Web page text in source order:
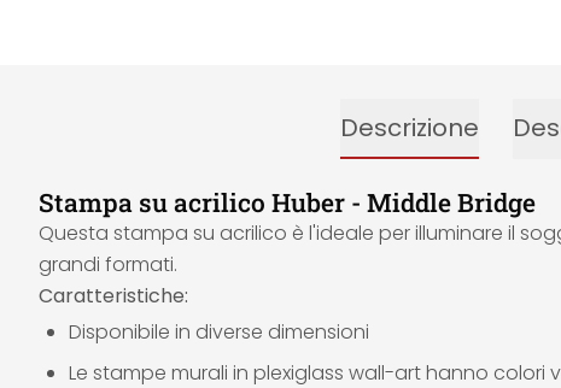
Descrizione
Stampa su acrilico Huber - Middle Bridge
Questa stampa su acrilico è l'ideale per illuminare il
grandi formati.
Caratteristiche:
Disponibile in diverse dimensioni
Le stampe murali in plexiglass wall-art hanno colori